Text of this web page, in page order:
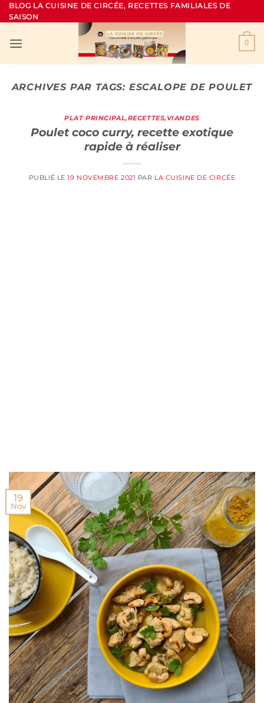
Passer
au
BLOG LA CUISINE DE CIRCÉE, RECETTES FAMILIALES DE
SAISON
0
ARCHIVES PAR TAGS: ESCALOPE DE POULET
PLAT PRINCIPAL,RECETTES, VIANDES
Poulet coco curry, recette exotique
rapide à réaliser
PUBLIÉ LE19 NOVEMBRE 2021 PAR LA CUISINE DE CIRCÉE
19
Nov